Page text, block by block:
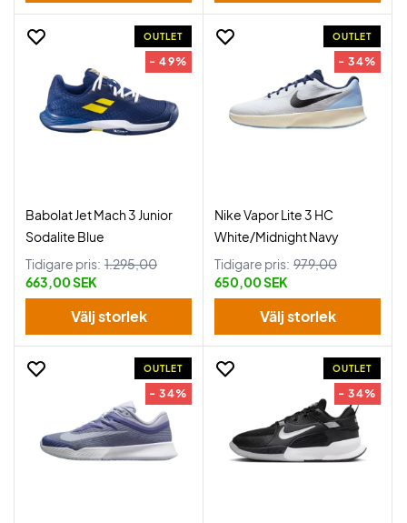
OUTLET
- 49%
Babolat Jet Mach 3 Junior
Sodalite Blue
Tidigare pris: 1.295,00
663,00 SEK
Välj storlek
OUTLET
- 34%
Nike Vapor Lite 3 HC
White/Midnight Navy
Tidigare pris: 979,00
650,00 SEK
Välj storlek
OUTLET
- 34%
OUTLET
- 34%